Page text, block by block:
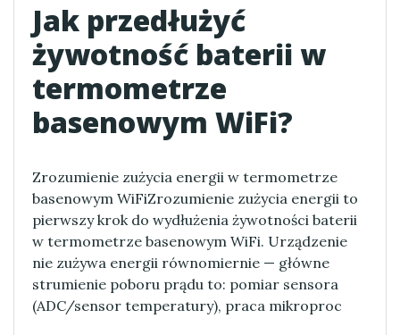
Jak przedłużyć
żywotność baterii w
termometrze
basenowym WiFi?
Zrozumienie zużycia energii w termometrze
basenowym WiFiZrozumienie zużycia energii to
pierwszy krok do wydłużenia żywotności baterii
w termometrze basenowym WiFi. Urządzenie
nie zużywa energii równomiernie — główne
strumienie poboru prądu to: pomiar sensora
(ADC/sensor temperatury), praca mikroproc